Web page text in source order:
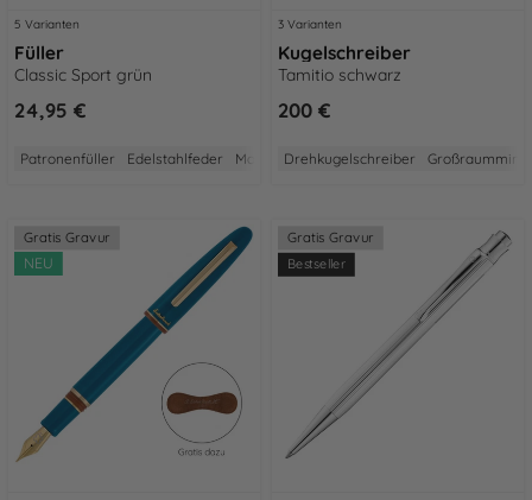
5 Varianten
Füller
Classic Sport grün
24,95 €
Patronenfüller Edelstahlfeder Made in Germany 2 Jahre Garantie Aus
3 Varianten
Kugelschreiber
Tamitio schwarz
200 €
Drehkugelschreiber Großraummine
Gratis Gravur
NEU
Gratis Gravur
Bestseller